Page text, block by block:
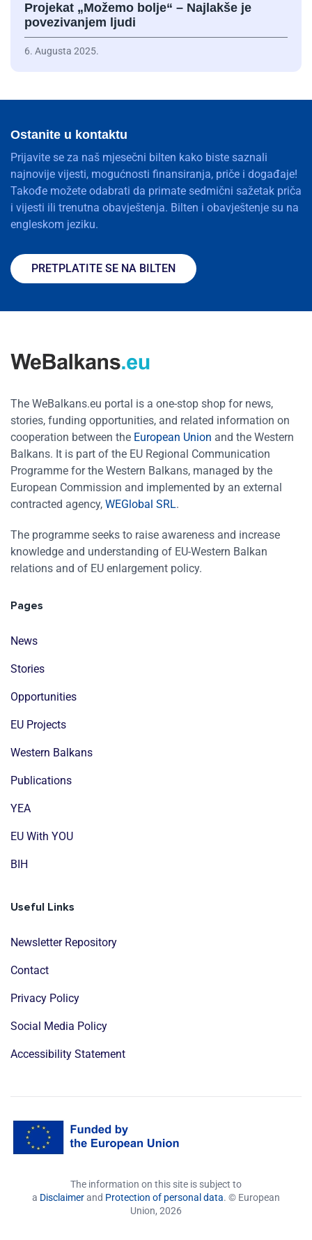
Projekat „Možemo bolje“ – Najlakše je
povezivanjem ljudi
6. Augusta 2025.
Ostanite u kontaktu
Prijavite se za naš mjesečni bilten kako biste saznali
najnovije vijesti, mogućnosti finansiranja, priče i događaje!
Takođe možete odabrati da primate sedmični sažetak priča
i vijesti ili trenutna obavještenja. Bilten i obavještenje su na
engleskom jeziku.
PRETPLATITE SE NA BILTEN
The WeBalkans.eu portal is a one-stop shop for news,
stories, funding opportunities, and related information on
cooperation between the European Union and the Western
Balkans. It is part of the EU Regional Communication
Programme for the Western Balkans, managed by the
European Commission and implemented by an external
contracted agency, WEGlobal SRL.
The programme seeks to raise awareness and increase
knowledge and understanding of EU-Western Balkan
relations and of EU enlargement policy.
Pages
News
Stories
Opportunities
EU Projects
Western Balkans
Publications
YEA
EU With YOU
BIH
Useful Links
Newsletter Repository
Contact
Privacy Policy
Social Media Policy
Accessibility Statement
The information on this site is subject to
a Disclaimerand Protection of personal data. © European
Union, 2026